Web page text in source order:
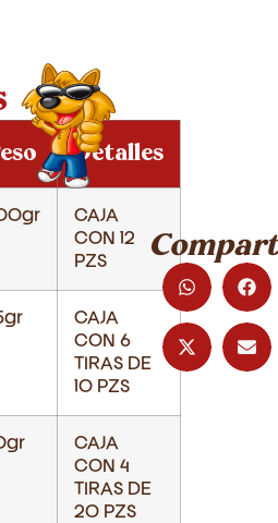
Detalles
CAJA
CON 12
PZS
CAJA
CON 6
TIRAS DE
10 PZS
CAJA
CON 4
TIRAS DE
20 PZS